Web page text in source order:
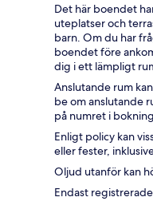
Det här boendet
uteplatser och
barn. Om du har
boendet före
dig i ett lämpligt
Anslutande rum
be om anslutande
på numret i
Enligt policy kan
eller fester,
Oljud utanför kan
Endast